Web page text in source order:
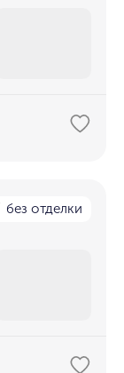
без отделки